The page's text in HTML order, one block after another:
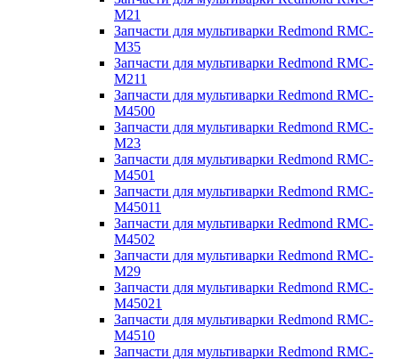
M21
Запчасти для мультиварки Redmond RMC-
M35
Запчасти для мультиварки Redmond RMC-
M211
Запчасти для мультиварки Redmond RMC-
M4500
Запчасти для мультиварки Redmond RMC-
M23
Запчасти для мультиварки Redmond RMC-
M4501
Запчасти для мультиварки Redmond RMC-
M45011
Запчасти для мультиварки Redmond RMC-
M4502
Запчасти для мультиварки Redmond RMC-
M29
Запчасти для мультиварки Redmond RMC-
M45021
Запчасти для мультиварки Redmond RMC-
M4510
Запчасти для мультиварки Redmond RMC-